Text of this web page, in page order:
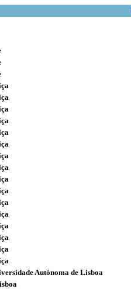
Autónoma de Lisboa